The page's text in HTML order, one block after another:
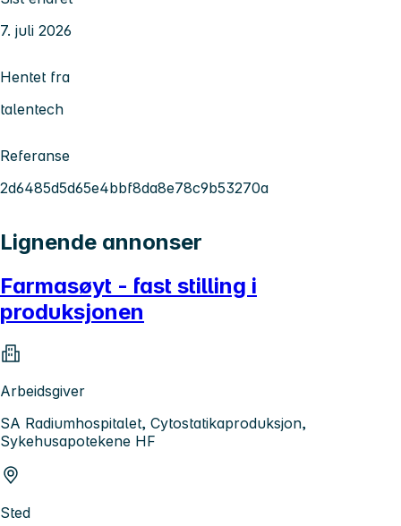
7. juli 2026
Hentet fra
talentech
Referanse
2d6485d5d65e4bbf8da8e78c9b53270a
Lignende annonser
Farmasøyt - fast stilling i
produksjonen
Arbeidsgiver
SA Radiumhospitalet, Cytostatikaproduksjon,
Sykehusapotekene HF
Sted